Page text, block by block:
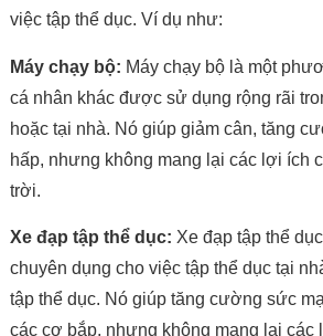
việc tập thể dục. Ví dụ như:
Máy chạy bộ: Máy chạy bộ là một
cá nhân khác được sử dụng rộng rãi
hoặc tại nhà. Nó giúp giảm cân, tăng
hấp, nhưng không mang lại các lợi ích
trời.
Xe đạp tập thể dục: Xe đạp tập thể
chuyên dụng cho việc tập thể dục tại
tập thể dục. Nó giúp tăng cường sức
các cơ bắp, nhưng không mang lại các